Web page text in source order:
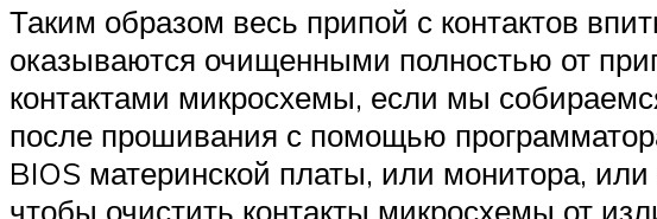
Таким образом весь припой с контактов
оказываются очищенными полностью от
контактами микросхемы, если мы
после прошивания с помощью
BIOS материнской платы, или монитора,
чтобы очистить контакты микросхемы от